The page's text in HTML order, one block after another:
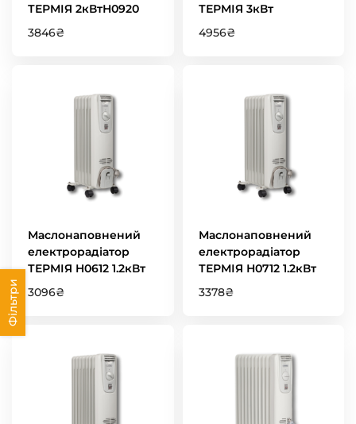
Фільтри
ТЕРМІЯ 2кВтН0920
3846₴
ТЕРМІЯ 3кВт
4956₴
Маслонаповнений
електрорадіатор
ТЕРМІЯ H0612 1.2кВт
3096₴
Маслонаповнений
електрорадіатор
ТЕРМІЯ Н0712 1.2кВт
3378₴